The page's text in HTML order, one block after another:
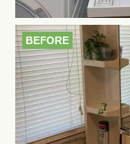
BEFORE